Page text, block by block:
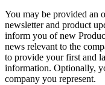
You may be provided an
newsletter and product
inform you of new
news relevant to the
to provide your first and
information. Optionally,
company you represent.